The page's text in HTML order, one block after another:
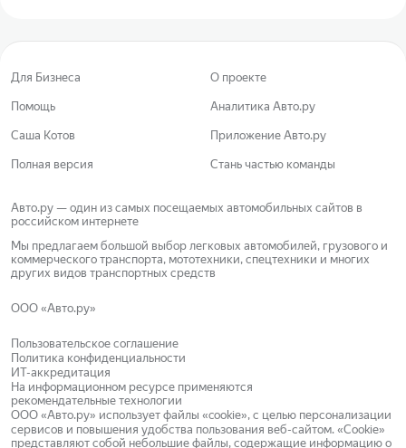
Для Бизнеса О проекте
Помощь Аналитика Авто.ру
Саша Котов Приложение Авто.ру
Полная версия Стань частью команды
Авто.ру — один из самых посещаемых автомобильных сайтов в
российском интернете
Мы предлагаем большой выбор легковых автомобилей, грузового и
коммерческого транспорта, мототехники, спецтехники и многих
других видов транспортных средств
ООО «Авто.ру»
Пользовательское соглашение
Политика конфиденциальности
ИТ-аккредитация
На информационном ресурсе применяются
рекомендательные технологии
ООО «Авто.ру» использует файлы «cookie», с целью персонализации
сервисов и повышения удобства пользования веб-сайтом. «Cookie»
представляют собой небольшие файлы, содержащие информацию о